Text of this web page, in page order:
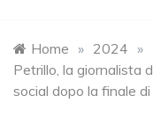
Home » 2024 »
Petrillo, la giornalista
social dopo la finale